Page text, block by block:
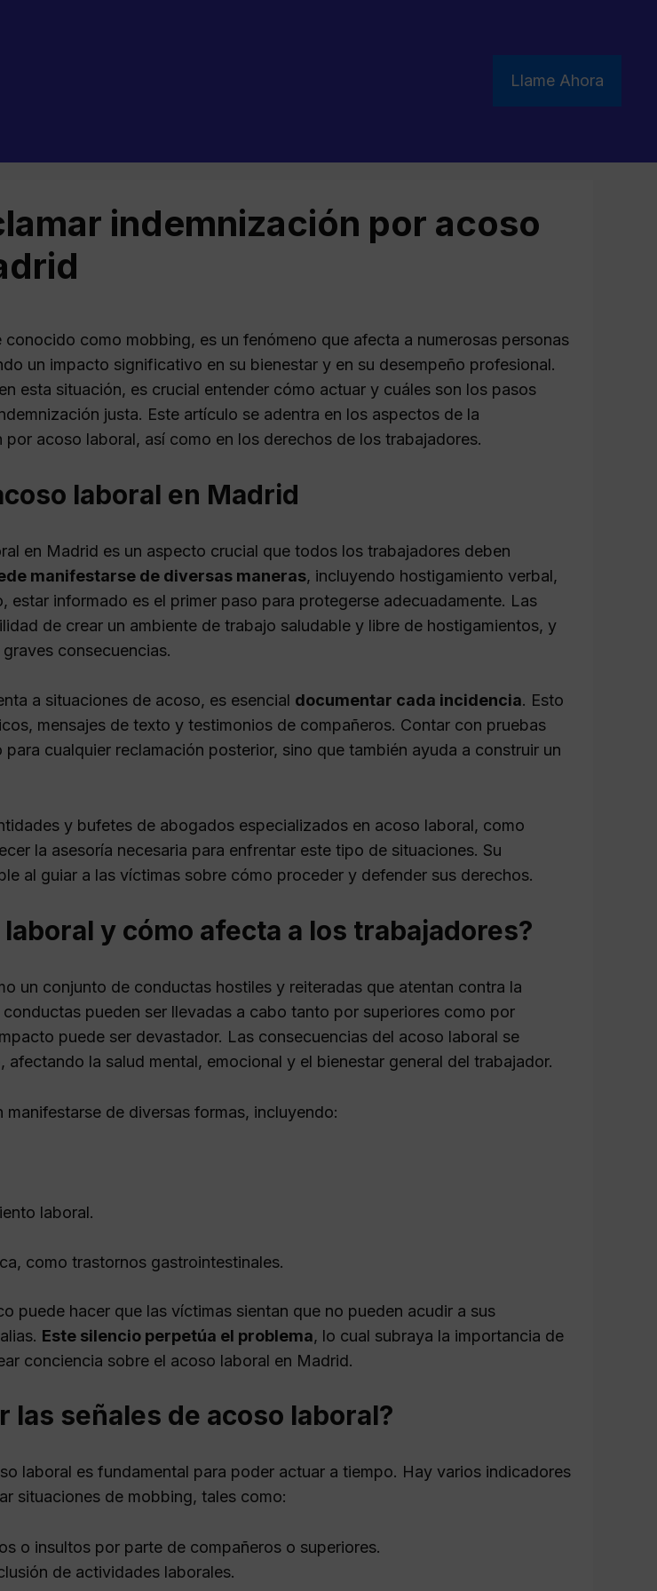
Llame Ahora
indemnización por acoso
conocido como mobbing, es un fenómeno que afecta a numerosas personas
un impacto significativo en su bienestar y en su desempeño profesional.
esta situación, es crucial entender cómo actuar y cuáles son los pasos
justa. Este artículo se adentra en los aspectos de la
acoso laboral, así como en los derechos de los trabajadores.
laboral en Madrid
en Madrid es un aspecto crucial que todos los trabajadores deben
manifestarse de diversas maneras, incluyendo hostigamiento verbal,
estar informado es el primer paso para protegerse adecuadamente. Las
de crear un ambiente de trabajo saludable y libre de hostigamientos, y
consecuencias.
a situaciones de acoso, es esencial documentar cada incidencia. Esto
mensajes de texto y testimonios de compañeros. Contar con pruebas
cualquier reclamación posterior, sino que también ayuda a construir un
y bufetes de abogados especializados en acoso laboral, como
la asesoría necesaria para enfrentar este tipo de situaciones. Su
al guiar a las víctimas sobre cómo proceder y defender sus derechos.
y cómo afecta a los trabajadores?
un conjunto de conductas hostiles y reiteradas que atentan contra la
pueden ser llevadas a cabo tanto por superiores como por
puede ser devastador. Las consecuencias del acoso laboral se
afectando la salud mental, emocional y el bienestar general del trabajador.
de diversas formas, incluyendo:
laboral.
como trastornos gastrointestinales.
puede hacer que las víctimas sientan que no pueden acudir a sus
Este silencio perpetúa el problema, lo cual subraya la importancia de
conciencia sobre el acoso laboral en Madrid.
las señales de acoso laboral?
laboral es fundamental para poder actuar a tiempo. Hay varios indicadores
situaciones de mobbing, tales como:
o insultos por parte de compañeros o superiores.
de actividades laborales.